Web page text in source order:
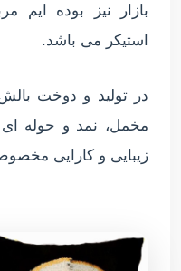
بازار نیز بوده
استیکر می باشد.
در تولید و دوخت
مخمل، نمد و حوله
زیبایی و کارایی